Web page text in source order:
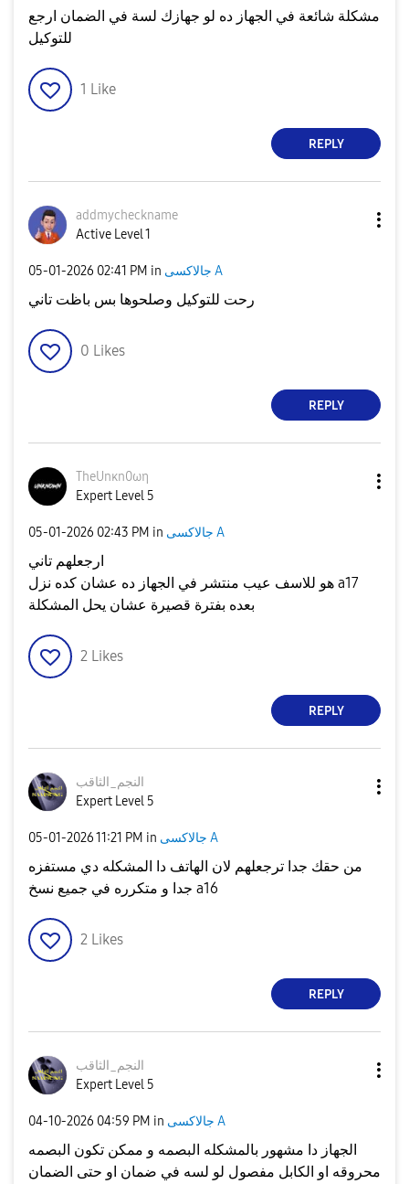
مشكلة شائعة في الجهاز ده لو جهازك لسة في الضمان ارجع
للتوكيل
1 Like
REPLY
addmycheckname
Active Level 1
‎05-01-2026 02:41 PM in جالاكسى A
رحت للتوكيل وصلحوها بس باظت تاني
0 Likes
REPLY
TheUnκn0ωη
Expert Level 5
‎05-01-2026 02:43 PM in جالاكسى A
ارجعلهم تاني
هو للاسف عيب منتشر في الجهاز ده عشان كده نزل a17
بعده بفترة قصيرة عشان يحل المشكلة
2 Likes
REPLY
النجم_الثاقب
Expert Level 5
‎05-01-202611:21 PM in جالاكسى A
من حقك جدا ترجعلهم لان الهاتف دا المشكله دي مستفزه
جدا و متكرره في جميع نسخ a16
2 Likes
REPLY
النجم_الثاقب
Expert Level 5
‎04-10-2026 04:59 PM in جالاكسى A
الجهاز دا مشهور بالمشكله البصمه و ممكن تكون البصمه
محروقه او الكابل مفصول لو لسه في ضمان او حتى الضمان